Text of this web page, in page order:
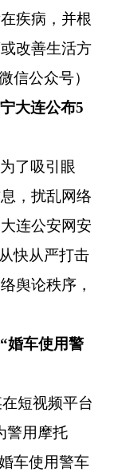
疾病，并根
改善生活方
信公众号）
大连公布5
了吸引眼
，扰乱网络
连公安网安
快从严打击
舆论秩序，
婚车使用警
短视频平台
警用摩托
车使用警车